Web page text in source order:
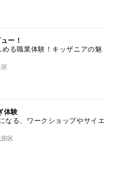
ー！
める職業体験！キッザニアの魅
体験
なる、ワークショップやサイエ
区